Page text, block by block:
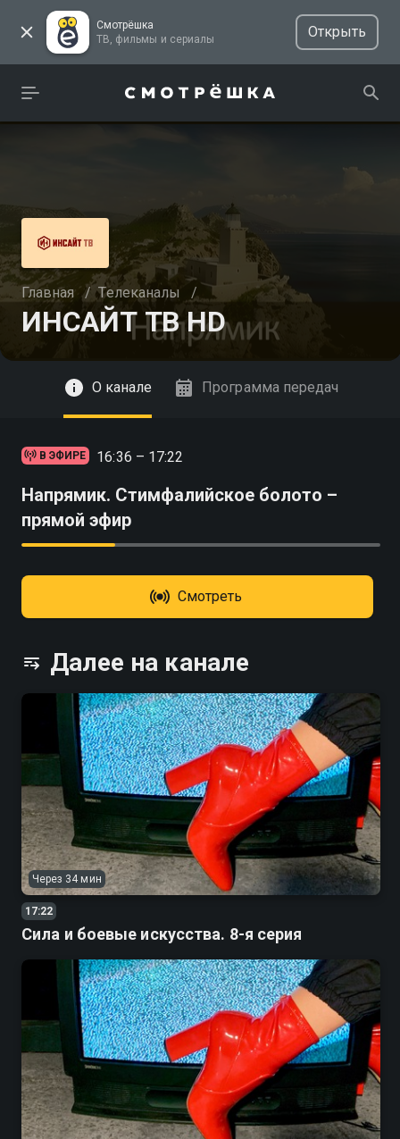
Смотрёшка
ТВ, фильмы и сериалы
Открыть
Главная / Телеканалы /
ИНСАЙТ ТВ HD
Смотреть
О канале Программа передач
В ЭФИРЕ 16:36 – 17:22
Напрямик. Стимфалийское болото –
прямой эфир
Смотреть
Далее на канале
Через 34 мин
17:22
Сила и боевые искусства. 8-я серия